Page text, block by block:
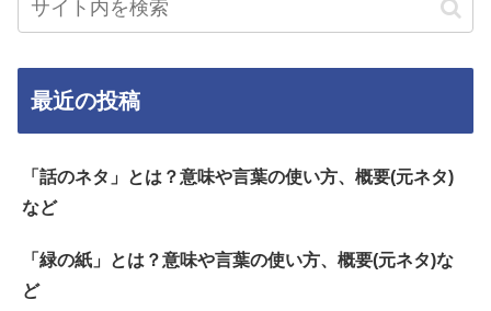
最近の投稿
「話のネタ」とは？意味や言葉の使い方、概要(元ネタ)
など
「緑の紙」とは？意味や言葉の使い方、概要(元ネタ)な
ど